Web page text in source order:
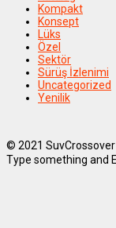
Kompakt
Konsept
Lüks
Özel
Sektör
Sürüş İzlenimi
Uncategorized
Yenilik
© 2021 SuvCrossover
Type something and